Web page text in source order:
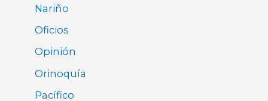
Nariño
Oficios
Opinión
Orinoquía
Pacífico